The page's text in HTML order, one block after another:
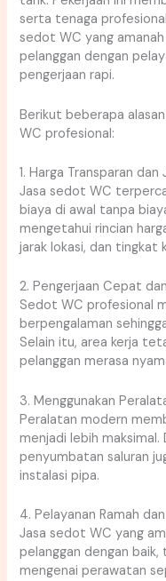
serta tenaga
sedot WC yang
pelanggan dengan
pengerjaan rapi.
Berikut beberapa
WC profesional:
1. Harga Transparan dan
Jasa sedot WC
biaya di awal tanpa
mengetahui rincian
jarak lokasi, dan tingkat
2. Pengerjaan Cepat
Sedot WC profesional
berpengalaman
Selain itu, area kerja
pelanggan merasa
3. Menggunakan
Peralatan modern
menjadi lebih
penyumbatan saluran
instalasi pipa.
4. Pelayanan Ramah
Jasa sedot WC yang
pelanggan dengan
mengenai perawatan